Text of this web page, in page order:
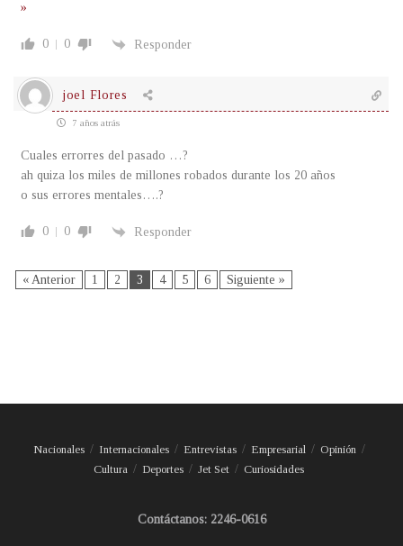
»
0 0 Responder
joel Flores
7 años atrás
Cuales errorres del pasado …?
ah quiza los miles de millones robados durante los 20 años
o sus errores mentales….?
0 0 Responder
« Anterior 1 2 3 4 5 6 Siguiente »
Nacionales Internacionales Entrevistas Empresarial
Opinión
Cultura
Deportes Jet Set Curiosidades
Contáctanos: 2246-0616